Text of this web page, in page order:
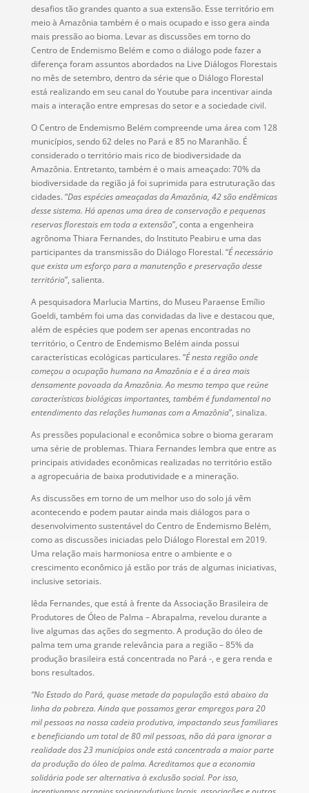
desafios tão grandes quanto a sua extensão. Esse território em
meio à Amazônia também é o mais ocupado e isso gera ainda
mais pressão ao bioma. Levar as discussões em torno do
Centro de Endemismo Belém e como o diálogo pode fazer a
diferença foram assuntos abordados na Live Diálogos Florestais
no mês de setembro, dentro da série que o Diálogo Florestal
está realizando em seu canal do Youtube para incentivar ainda
mais a interação entre empresas do setor e a sociedade civil.
O Centro de Endemismo Belém compreende uma área com 128
municípios, sendo 62 deles no Pará e 85 no Maranhão. É
considerado o território mais rico de biodiversidade da
Amazônia. Entretanto, também é o mais ameaçado: 70% da
biodiversidade da região já foi suprimida para estruturação das
cidades. “Das espécies ameaçadas da Amazônia, 42 são endêmicas
desse sistema. Há apenas uma área de conservação e pequenas
reservas florestais em toda a extensão”, conta a engenheira
agrônoma Thiara Fernandes, do Instituto Peabiru e uma das
participantes da transmissão do Diálogo Florestal. “É necessário
que exista um esforço para a manutenção e preservação desse
território”, salienta.
A pesquisadora Marlucia Martins, do Museu Paraense Emílio
Goeldi, também foi uma das convidadas da live e destacou que,
além de espécies que podem ser apenas encontradas no
território, o Centro de Endemismo Belém ainda possui
características ecológicas particulares. “É nesta região onde
começou a ocupação humana na Amazônia e é a área mais
densamente povoada da Amazônia. Ao mesmo tempo que reúne
características biológicas importantes, também é fundamental no
entendimento das relações humanas com a Amazônia”, sinaliza.
As pressões populacional e econômica sobre o bioma geraram
uma série de problemas. Thiara Fernandes lembra que entre as
principais atividades econômicas realizadas no território estão
a agropecuária de baixa produtividade e a mineração.
As discussões em torno de um melhor uso do solo já vêm
acontecendo e podem pautar ainda mais diálogos para o
desenvolvimento sustentável do Centro de Endemismo Belém,
como as discussões iniciadas pelo Diálogo Florestal em 2019.
Uma relação mais harmoniosa entre o ambiente e o
crescimento econômico já estão por trás de algumas iniciativas,
inclusive setoriais.
Iêda Fernandes, que está à frente da Associação Brasileira de
Produtores de Óleo de Palma – Abrapalma, revelou durante a
live algumas das ações do segmento. A produção do óleo de
palma tem uma grande relevância para a região – 85% da
produção brasileira está concentrada no Pará -, e gera renda e
bons resultados.
“No Estado do Pará, quase metade da população está abaixo da
linha da pobreza. Ainda que possamos gerar empregos para 20
mil pessoas na nossa cadeia produtiva, impactando seus familiares
e beneficiando um total de 80 mil pessoas, não dá para ignorar a
realidade dos 23 municípios onde está concentrada a maior parte
da produção do óleo de palma. Acreditamos que a economia
solidária pode ser alternativa à exclusão social. Por isso,